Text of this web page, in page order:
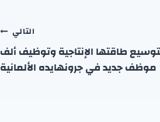
التالي
طاقتها الإنتاجية وتوظيف ألف
موظف جديد في جرونهايده الألمانية